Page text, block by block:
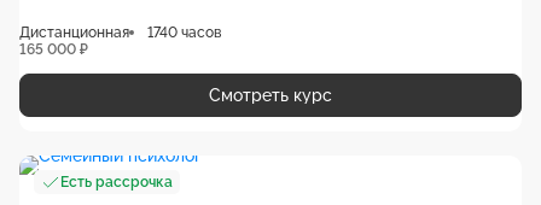
Дистанционная
1740 часов
165 000 ₽
Смотреть курс
Есть рассрочка